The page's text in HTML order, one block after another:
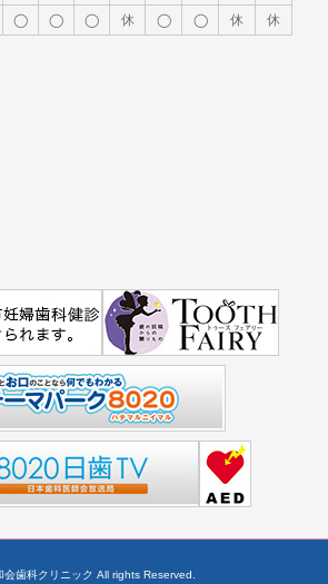
◯ ◯ ◯ 休 ◯ ◯ 休 休
歯科クリニック All rights Reserved.